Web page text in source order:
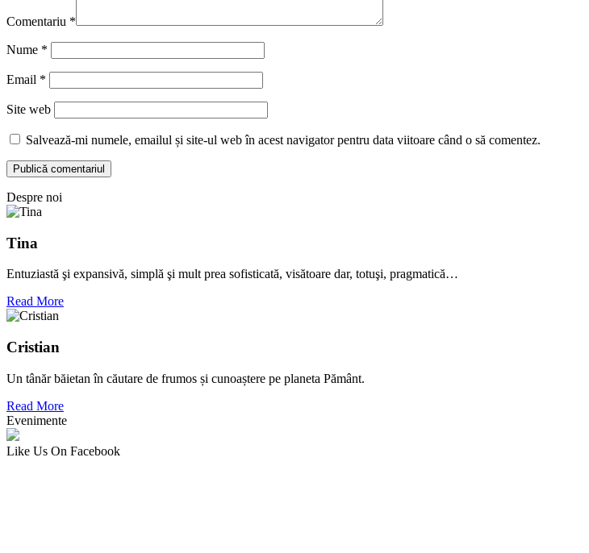
Comentariu *
Nume *
Email *
Site web
Salvează-mi numele, emailul și site-ul web în acest navigator pentru data viitoare când o să comentez.
Despre noi
Tina
Entuziastă şi expansivă, simplă şi mult prea sofisticată, visătoare dar, totuşi, pragmatică…
Read More
Cristian
Un tânăr băietan în căutare de frumos și cunoaștere pe planeta Pământ.
Read More
Evenimente
Like Us On Facebook